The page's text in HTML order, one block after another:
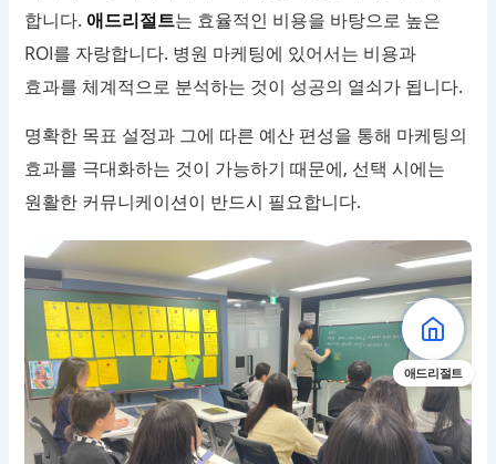
합니다. 애드리절트는 효율적인 비용을 바탕으로 높은
ROI를 자랑합니다. 병원 마케팅에 있어서는 비용과
효과를 체계적으로 분석하는 것이 성공의 열쇠가 됩니다.
명확한 목표 설정과 그에 따른 예산 편성을 통해 마케팅의
효과를 극대화하는 것이 가능하기 때문에, 선택 시에는
원활한 커뮤니케이션이 반드시 필요합니다.
애드리절트